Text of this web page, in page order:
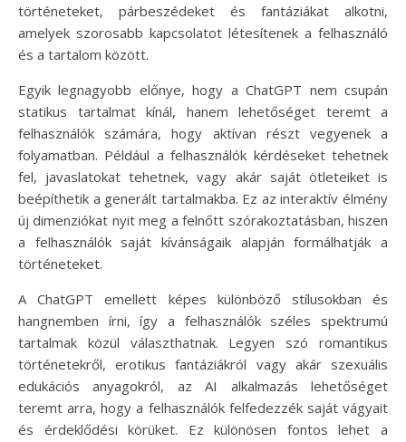
történeteket, párbeszédeket és fantáziákat alkotni,
amelyek szorosabb kapcsolatot létesítenek a felhasználó
és a tartalom között.
Egyik legnagyobb előnye, hogy a ChatGPT nem csupán
statikus tartalmat kínál, hanem lehetőséget teremt a
felhasználók számára, hogy aktívan részt vegyenek a
folyamatban. Például a felhasználók kérdéseket tehetnek
fel, javaslatokat tehetnek, vagy akár saját ötleteiket is
beépíthetik a generált tartalmakba. Ez az interaktív élmény
új dimenziókat nyit meg a felnőtt szórakoztatásban, hiszen
a felhasználók saját kívánságaik alapján formálhatják a
történeteket.
A ChatGPT emellett képes különböző stílusokban és
hangnemben írni, így a felhasználók széles spektrumú
tartalmak közül választhatnak. Legyen szó romantikus
történetekről, erotikus fantáziákról vagy akár szexuális
edukációs anyagokról, az AI alkalmazás lehetőséget
teremt arra, hogy a felhasználók felfedezzék saját vágyait
és érdeklődési körüket. Ez különösen fontos lehet a